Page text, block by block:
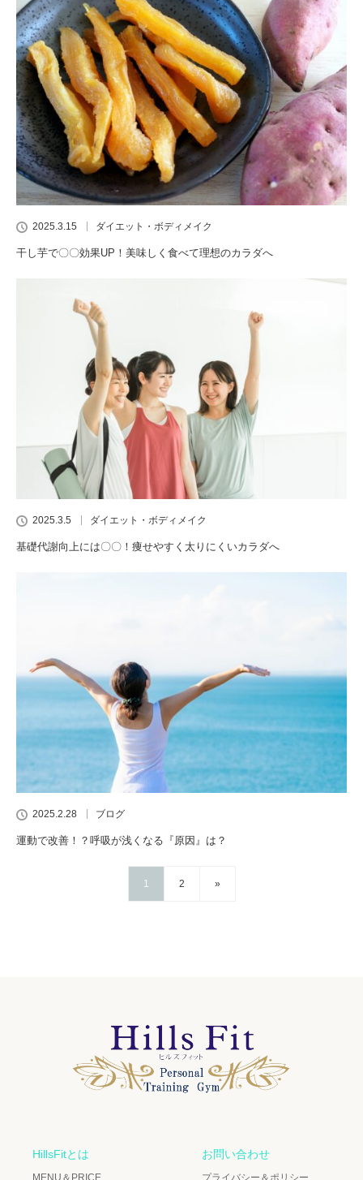
2025.3.15 ダイエット・ボディメイク
干し芋で〇〇効果UP！美味しく食べて理想のカラダへ
2025.3.5 ダイエット・ボディメイク
基礎代謝向上には〇〇！痩せやすく太りにくいカラダへ
2025.2.28 ブログ
運動で改善！？呼吸が浅くなる『原因』は？
1 2 »
HillsFitとは
MENU＆PRICE
お問い合わせ
プライバシー＆ポリシー